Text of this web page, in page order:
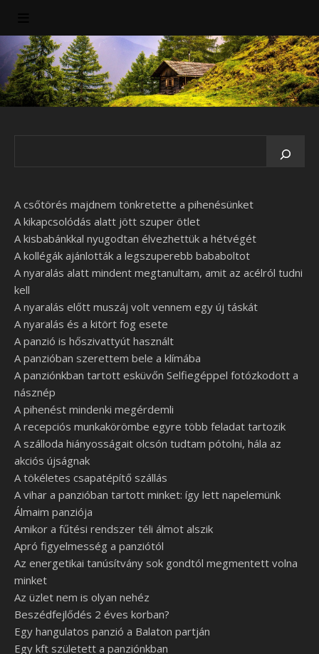
A csőtörés majdnem tönkretette a pihenésünket
A kikapcsolódás alatt jött szuper ötlet
A kisbabánkkal nyugodtan élvezhettük a hétvégét
A kollégák ajánlották a legszuperebb bababoltot
A nyaralás alatt mindent megtanultam, amit az acélról tudni
kell
A nyaralás előtt muszáj volt vennem egy új táskát
A nyaralás és a kitört fog esete
A panzió is hőszivattyút használt
A panzióban szerettem bele a klímába
A panziónkban tartott esküvőn Selfiegéppel fotózkodott a
násznép
A pihenést mindenki megérdemli
A recepciós munkakörömbe egyre több feladat tartozik
A szálloda hiányosságait olcsón tudtam pótolni, hála az
akciós újságnak
A tökéletes csapatépítő szállás
A vihar a panzióban tartott minket: így lett napelemünk
Álmaim panziója
Amikor a fűtési rendszer téli álmot alszik
Apró figyelmesség a panziótól
Az energetikai tanúsítvány sok gondtól megmentett volna
minket
Az üzlet nem is olyan nehéz
Beszédfejlődés 2 éves korban?
Egy hangulatos panzió a Balaton partján
Egy kft született a panziónkban